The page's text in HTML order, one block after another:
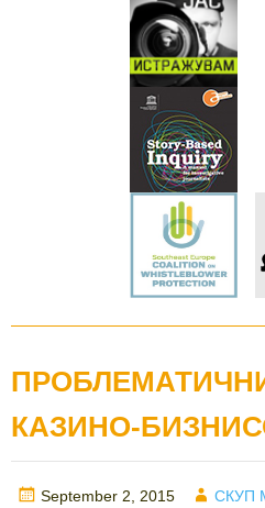
КАЗИНО-
Posted
September 2, 2015 Author
СКУП